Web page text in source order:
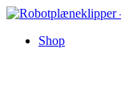
Videre
indholdShop